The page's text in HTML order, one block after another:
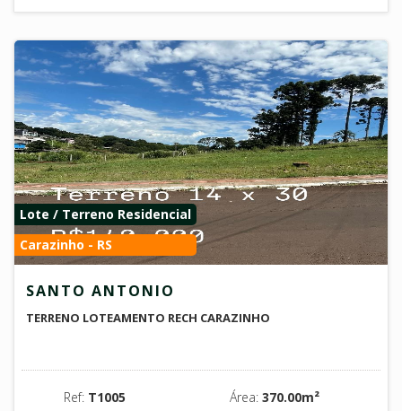
Lote / Terreno Residencial
Carazinho - RS
SANTO ANTONIO
TERRENO LOTEAMENTO RECH CARAZINHO
Ref: T1005 Área: 370.00m²